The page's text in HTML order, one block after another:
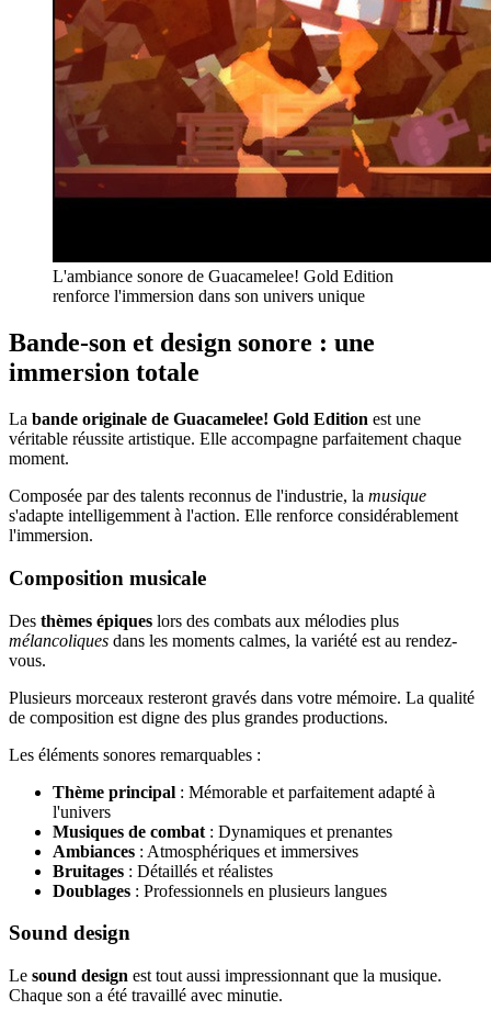
L'ambiance sonore de Guacamelee! Gold Edition
renforce l'immersion dans son univers unique
Bande-son et design sonore : une
immersion totale
La bande originale de Guacamelee! Gold Edition est une
véritable réussite artistique. Elle accompagne parfaitement chaque
moment.
Composée par des talents reconnus de l'industrie, la musique
s'adapte intelligemment à l'action. Elle renforce considérablement
l'immersion.
Composition musicale
Des thèmes épiques lors des combats aux mélodies plus
mélancoliques dans les moments calmes, la variété est au rendez-
vous.
Plusieurs morceaux resteront gravés dans votre mémoire. La qualité
de composition est digne des plus grandes productions.
Les éléments sonores remarquables :
Thème principal : Mémorable et parfaitement adapté à
l'univers
Musiques de combat : Dynamiques et prenantes
Ambiances : Atmosphériques et immersives
Bruitages : Détaillés et réalistes
Doublages : Professionnels en plusieurs langues
Sound design
Le sound design est tout aussi impressionnant que la musique.
Chaque son a été travaillé avec minutie.